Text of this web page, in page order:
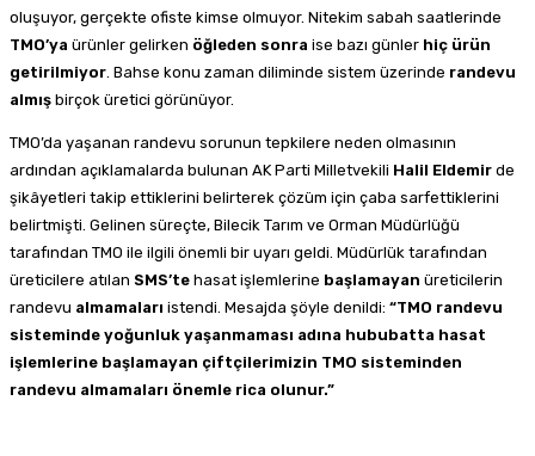
oluşuyor, gerçekte ofiste kimse olmuyor. Nitekim sabah saatlerinde
TMO’ya ürünler gelirken öğleden sonra ise bazı günler hiç ürün
getirilmiyor. Bahse konu zaman diliminde sistem üzerinde randevu
almış birçok üretici görünüyor.
TMO’da yaşanan randevu sorunun tepkilere neden olmasının
ardından açıklamalarda bulunan AK Parti Milletvekili Halil Eldemir de
şikâyetleri takip ettiklerini belirterek çözüm için çaba sarfettiklerini
belirtmişti. Gelinen süreçte, Bilecik Tarım ve Orman Müdürlüğü
tarafından TMO ile ilgili önemli bir uyarı geldi. Müdürlük tarafından
üreticilere atılan SMS’te hasat işlemlerine başlamayan üreticilerin
randevu almamaları istendi. Mesajda şöyle denildi: “TMO randevu
sisteminde yoğunluk yaşanmaması adına hububatta hasat
işlemlerine başlamayan çiftçilerimizin TMO sisteminden
randevu almamaları önemle rica olunur.”